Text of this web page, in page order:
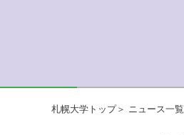
札幌大学トップ ニュース一覧